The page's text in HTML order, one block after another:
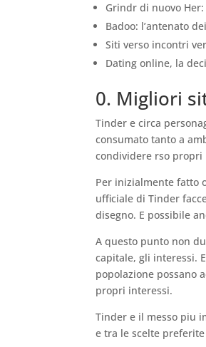
Grindr di nuovo
Badoo: l’antenato
Siti verso incontri
Dating online, la
0. Migliori
Tinder e circa
consumato tanto a
condividere rso propri
Per inizialmente fatto
ufficiale di Tinder
disegno. E possibile
A questo punto non
capitale, gli interessi.
popolazione possano
propri interessi.
Tinder e il messo piu
e tra le scelte